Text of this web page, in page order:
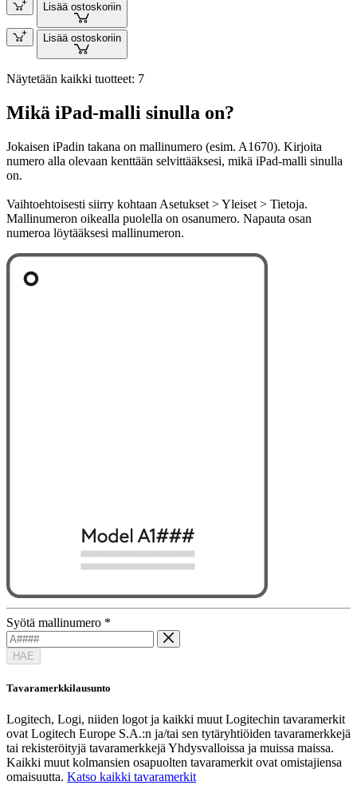
Lisää ostoskoriin
Lisää ostoskoriin
Näytetään kaikki tuotteet: 7
Mikä iPad-malli sinulla on?
Jokaisen iPadin takana on mallinumero (esim. A1670). Kirjoita
numero alla olevaan kenttään selvittääksesi, mikä iPad-malli sinulla
on.
Vaihtoehtoisesti siirry kohtaan Asetukset > Yleiset > Tietoja.
Mallinumeron oikealla puolella on osanumero. Napauta osan
numeroa löytääksesi mallinumeron.
Syötä mallinumero *
HAE
Tavaramerkkilausunto
Logitech, Logi, niiden logot ja kaikki muut Logitechin tavaramerkit
ovat Logitech Europe S.A.:n ja/tai sen tytäryhtiöiden tavaramerkkejä
tai rekisteröityjä tavaramerkkejä Yhdysvalloissa ja muissa maissa.
Kaikki muut kolmansien osapuolten tavaramerkit ovat omistajiensa
omaisuutta. Katso kaikki tavaramerkit